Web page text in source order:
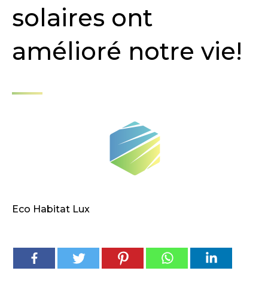
solaires ont
amélioré notre vie!
Eco Habitat Lux